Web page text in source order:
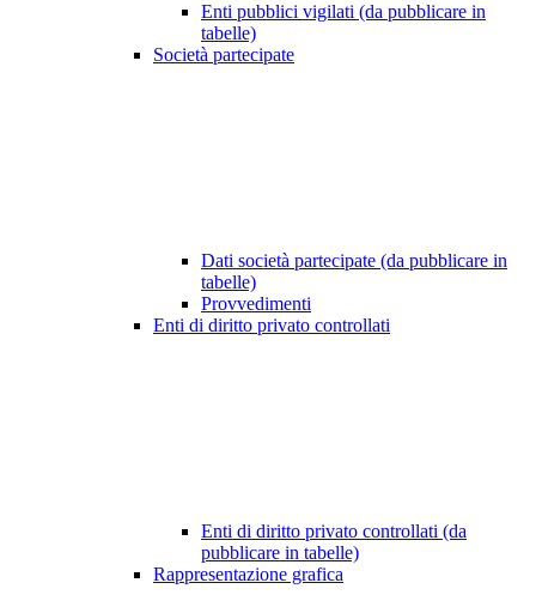
Enti pubblici vigilati (da pubblicare in
tabelle)
Società partecipate
Dati società partecipate (da pubblicare in
tabelle)
Provvedimenti
Enti di diritto privato controllati
Enti di diritto privato controllati (da
pubblicare in tabelle)
Rappresentazione grafica